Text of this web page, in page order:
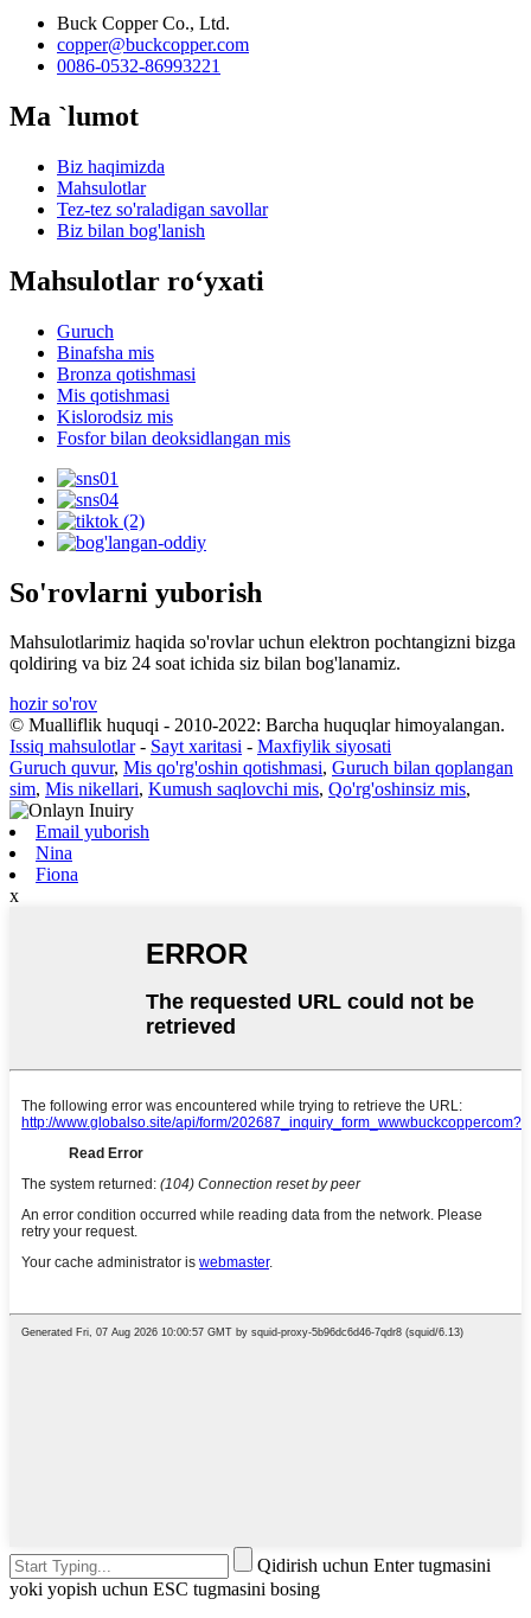
Buck Copper Co., Ltd.
copper@buckcopper.com
0086-0532-86993221
Ma `lumot
Biz haqimizda
Mahsulotlar
Tez-tez so'raladigan savollar
Biz bilan bog'lanish
Mahsulotlar roʻyxati
Guruch
Binafsha mis
Bronza qotishmasi
Mis qotishmasi
Kislorodsiz mis
Fosfor bilan deoksidlangan mis
So'rovlarni yuborish
Mahsulotlarimiz haqida so'rovlar uchun elektron pochtangizni bizga
qoldiring va biz 24 soat ichida siz bilan bog'lanamiz.
hozir so'rov
© Mualliflik huquqi - 2010-2022: Barcha huquqlar himoyalangan.
Issiq mahsulotlar- Sayt xaritasi - Maxfiylik siyosati
Guruch quvur, Mis qo'rg'oshin qotishmasi, Guruch bilan qoplangan
sim, Mis nikellari, Kumush saqlovchi mis, Qo'rg'oshinsiz mis,
Email yuborish
Nina
Fiona
x
Qidirish uchun Enter tugmasini
yoki yopish uchun ESC tugmasini bosing